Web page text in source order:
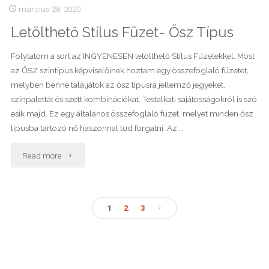
tippek"
március 28, 2020
Letölthető Stílus Füzet- Ősz Típus
Folytatom a sort az INGYENESEN letölthető Stílus Füzetekkel. Most
az ŐSZ színtípus képviselőinek hoztam egy összefoglaló füzetet,
melyben benne találjátok az ősz típusra jellemző jegyeket,
színpalettát és szett kombinációkat. Testalkati sajátosságokról is szó
esik majd. Ez egy általános összefoglaló füzet, melyet minden ősz
típusba tartozó nő haszonnal tud forgatni. Az …
Read more "Letölthető
1 2 3